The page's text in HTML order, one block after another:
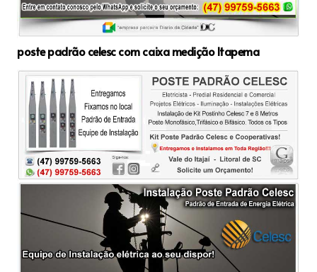
poste padrão celesc com caixa medição Itapema